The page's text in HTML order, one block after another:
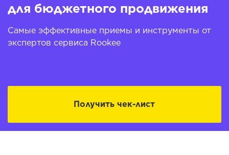
для бюджетного продвижения
Самые эффективные приемы и инструменты от
экспертов сервиса Rookee
Получить чек-лист